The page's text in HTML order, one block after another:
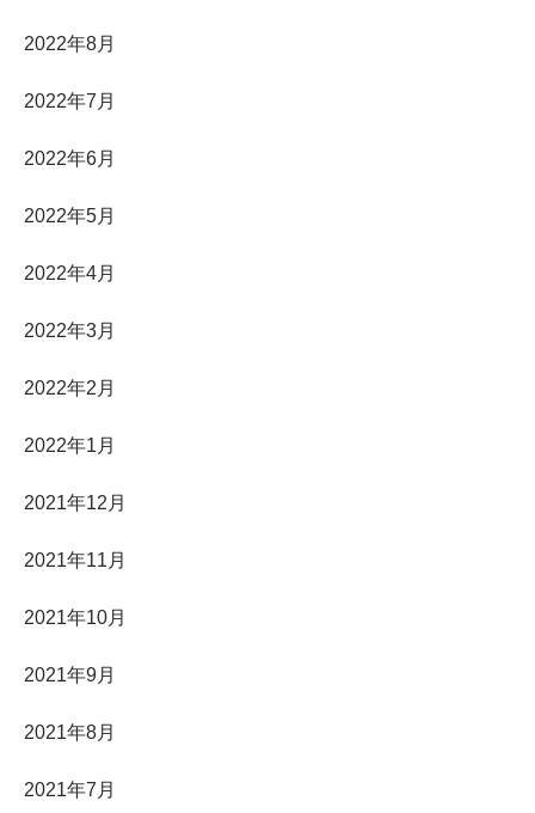
2022年8月
2022年7月
2022年6月
2022年5月
2022年4月
2022年3月
2022年2月
2022年1月
2021年12月
2021年11月
2021年10月
2021年9月
2021年8月
2021年7月